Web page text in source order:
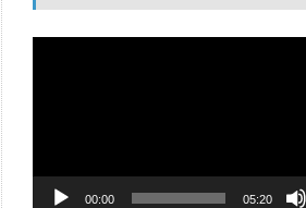
00:00 05:20